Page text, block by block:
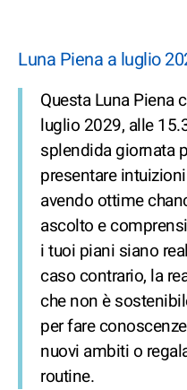
Luna Piena a luglio
Questa Luna Piena
luglio 2029, alle
splendida giornata
presentare
avendo ottime
ascolto e
i tuoi piani siano
caso contrario, la
che non è
per fare
nuovi ambiti o
routine.